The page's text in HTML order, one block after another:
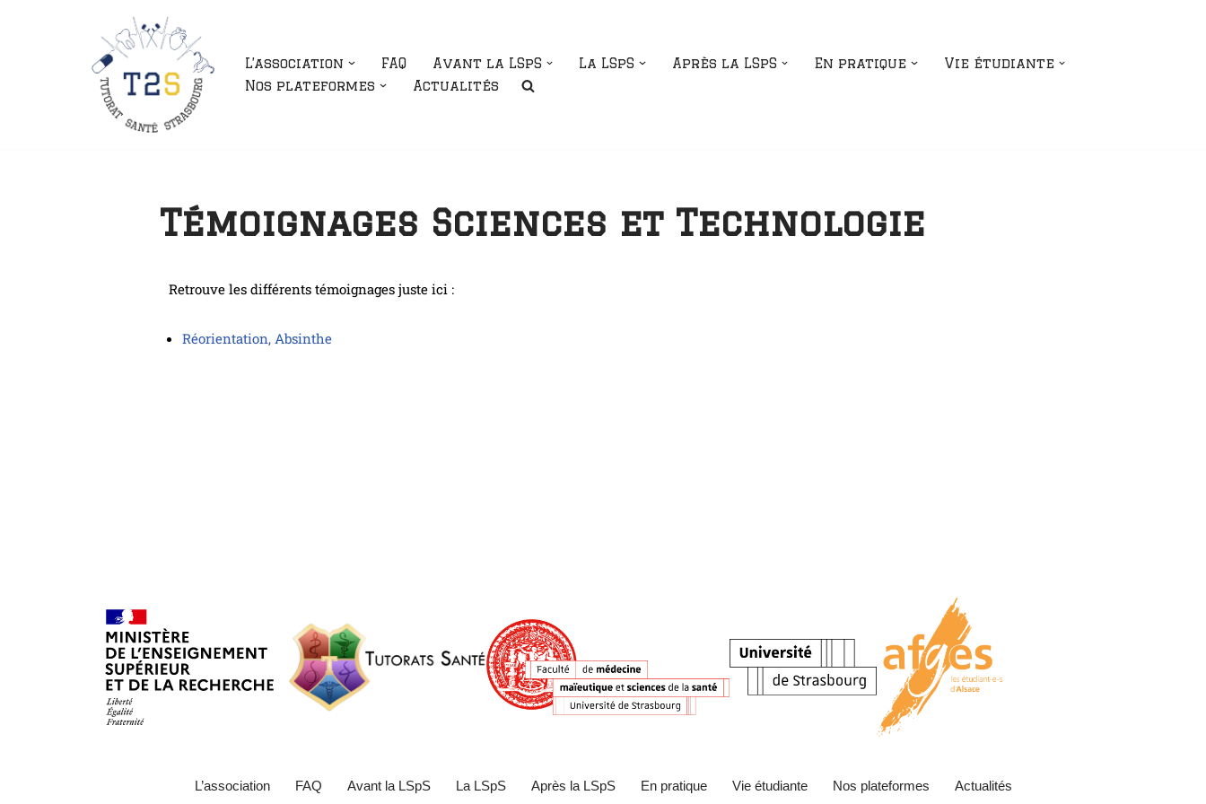
L’association FAQ Avant la LSpS La LSpS Après la LSpS En pratique
Vie étudiante
Nos plateformes
Actualités
Témoignages Sciences et Technologie
Retrouve les différents témoignages juste ici :
Réorientation, Absinthe
L’association FAQ Avant la LSpS La LSpS Après la LSpS En pratique Vie étudiante Nos plateformes Actualités